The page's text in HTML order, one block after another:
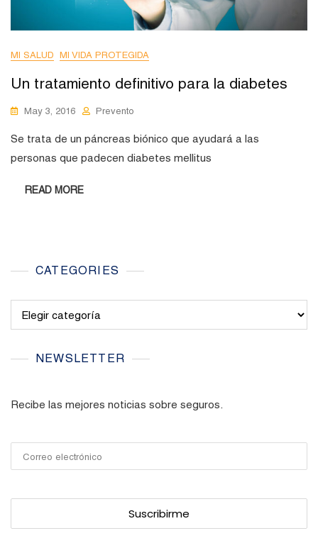
MI SALUD MI VIDA PROTEGIDA
Un tratamiento definitivo para la diabetes
May 3, 2016 Prevento
Se trata de un páncreas biónico que ayudará a las
personas que padecen diabetes mellitus
READ MORE
CATEGORIES
NEWSLETTER
Recibe las mejores noticias sobre seguros.